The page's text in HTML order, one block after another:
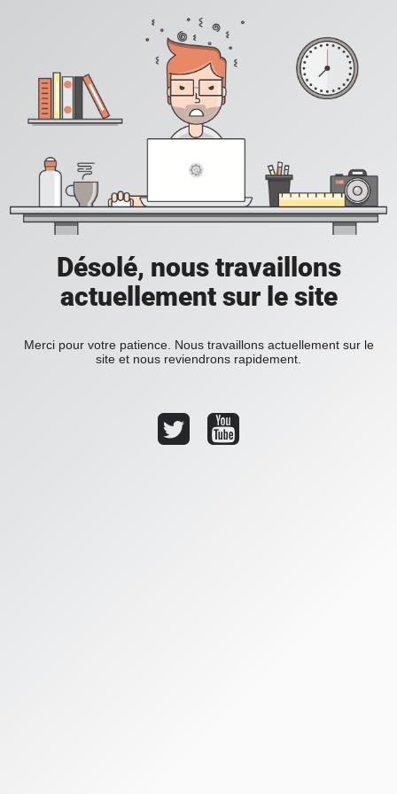
Désolé, nous travaillons
actuellement sur le site
Merci pour votre patience. Nous travaillons actuellement sur le
site et nous reviendrons rapidement.